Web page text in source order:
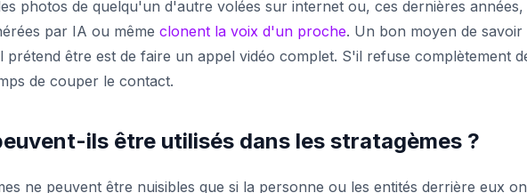
photos de quelqu'un d'autre volées sur internet ou, ces dernières années,
par IA ou même clonent la voix d'un proche. Un bon moyen de savoir
prétend être est de faire un appel vidéo complet. S'il refuse complètement
de couper le contact.
ils être utilisés dans les stratagèmes ?
ne peuvent être nuisibles que si la personne ou les entités derrière eux